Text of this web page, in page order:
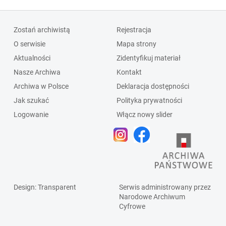
Zostań archiwistą
O serwisie
Aktualności
Nasze Archiwa
Archiwa w Polsce
Jak szukać
Logowanie
Rejestracja
Mapa strony
Zidentyfikuj materiał
Kontakt
Deklaracja dostępności
Polityka prywatności
Włącz nowy slider
Design: Transparent
Serwis administrowany przez
Narodowe Archiwum
Cyfrowe